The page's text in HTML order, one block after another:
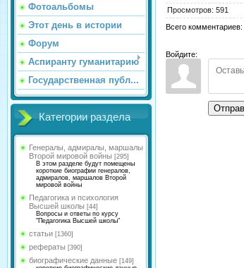
Фотоальбомы
Этот день в истории
Форум
Аспиранту гуманитарию
Государственная публ...
Категории раздела
Генералы, адмиралы, маршалы
Второй мировой войны [295]
В этом разделе будут помещены
короткие биографии генералов,
адмиралов, маршалов Второй
мировой войны
Педагогика и психология
Высшей школы [44]
Вопросы и ответы по курсу
"Педагогика Высшей школы"
статьи [1360]
рефераты [390]
биографические данные [149]
Просмотров: 591
Всего комментариев:
Войдите: